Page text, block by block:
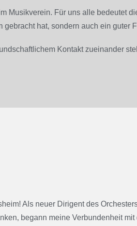
Musikverein. Für uns alle bedeutet
hat, sondern auch ein guter
Kontakt zueinander
Als neuer Dirigent des
begann meine Verbundenheit